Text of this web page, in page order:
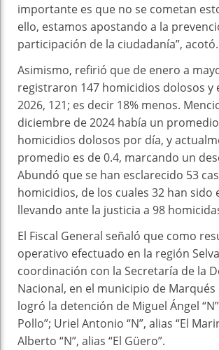
importante es que no se cometan
ello, estamos apostando a la
participación de la ciudadanía”, acotó.
Asimismo, refirió que de enero a
registraron 147 homicidios dolosos y
2026, 121; es decir 18% menos.
diciembre de 2024 había un
homicidios dolosos por día, y
promedio es de 0.4, marcando un
Abundó que se han esclarecido 53
homicidios, de los cuales 32 han sido
llevando ante la justicia a 98
El Fiscal General señaló que como
operativo efectuado en la región
coordinación con la Secretaría de la
Nacional, en el municipio de Marqués
logró la detención de Miguel Ángel
Pollo”; Uriel Antonio “N”, alias “El
Alberto “N”, alias “El Güero”.